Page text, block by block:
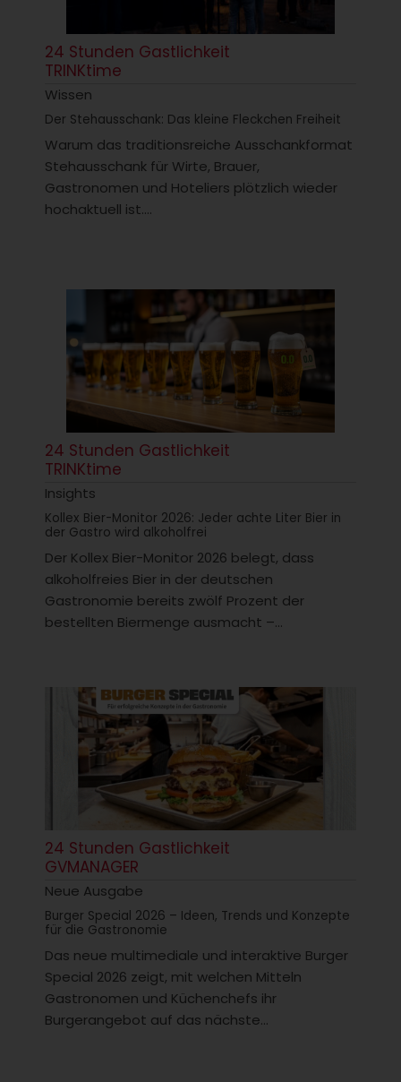
24 Stunden Gastlichkeit
TRINKtime
Wissen
Der Stehausschank: Das kleine Fleckchen Freiheit
Warum das traditionsreiche Ausschankformat
Stehausschank für Wirte, Brauer,
Gastronomen und Hoteliers plötzlich wieder
hochaktuell ist....
24 Stunden Gastlichkeit
TRINKtime
Insights
Kollex Bier-Monitor 2026: Jeder achte Liter Bier in
der Gastro wird alkoholfrei
Der Kollex Bier-Monitor 2026 belegt, dass
alkoholfreies Bier in der deutschen
Gastronomie bereits zwölf Prozent der
bestellten Biermenge ausmacht –...
24 Stunden Gastlichkeit
GVMANAGER
Neue Ausgabe
Burger Special 2026 – Ideen, Trends und Konzepte
für die Gastronomie
Das neue multimediale und interaktive Burger
Special 2026 zeigt, mit welchen Mitteln
Gastronomen und Küchenchefs ihr
Burgerangebot auf das nächste...